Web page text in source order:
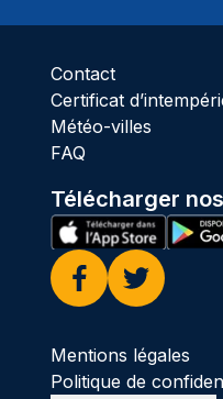
Contact
Certificat
Météo-villes
FAQ
Télécharger
Facebook
Twitter
Mentions légales
Politique de